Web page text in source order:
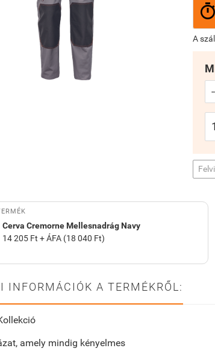

A
Cerva Cremorne Mellesnadrág Navy
14 205 Ft + ÁFA (18 040 Ft)
INFORMÁCIÓK A TERMÉKRŐL:
amely mindig kényelmes